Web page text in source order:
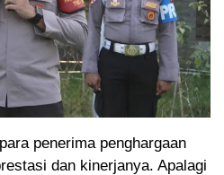
penerima penghargaan
dan kinerjanya. Apalagi